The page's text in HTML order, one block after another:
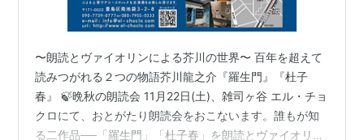
〜朗読とヴァイオリンによる芥川の世界〜 百年を超えて
読みつがれる２つの物語芥川龍之介『羅生門』『杜子
春』 🍃晩秋の朗読会 11月22日(土)、雑司ヶ谷 エル・チョ
クロにて、おとがたり朗読会をおこないます。誰もが知
る二作品──「羅生門」「杜子春」を朗読とヴァイオリン